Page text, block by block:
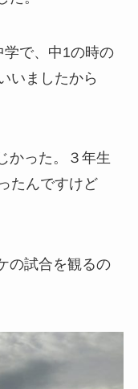
で、中1の時の
いましたから
かった。３年生
たんですけど
の試合を観るの